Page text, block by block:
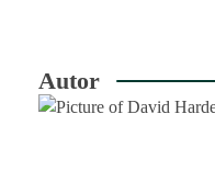
Autor